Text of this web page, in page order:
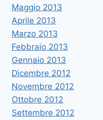
Maggio 2013
Aprile 2013
Marzo 2013
Febbraio 2013
Gennaio 2013
Dicembre 2012
Novembre 2012
Ottobre 2012
Settembre 2012